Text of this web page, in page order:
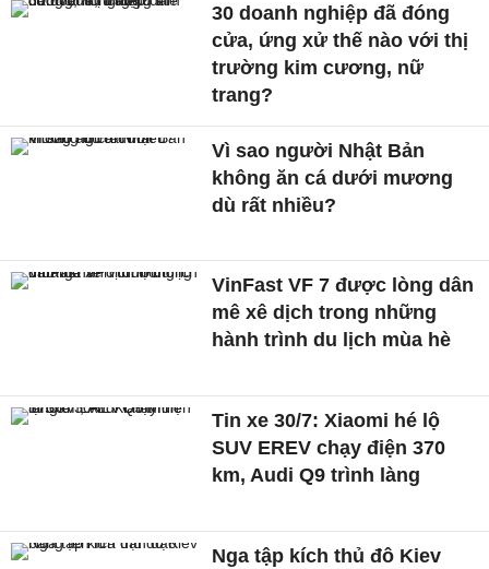
30 doanh nghiệp đã đóng
cửa, ứng xử thế nào với thị
trường kim cương, nữ
trang?
Vì sao người Nhật Bản
không ăn cá dưới mương
dù rất nhiều?
VinFast VF 7 được lòng dân
mê xê dịch trong những
hành trình du lịch mùa hè
Tin xe 30/7: Xiaomi hé lộ
SUV EREV chạy điện 370
km, Audi Q9 trình làng
Nga tập kích thủ đô Kiev